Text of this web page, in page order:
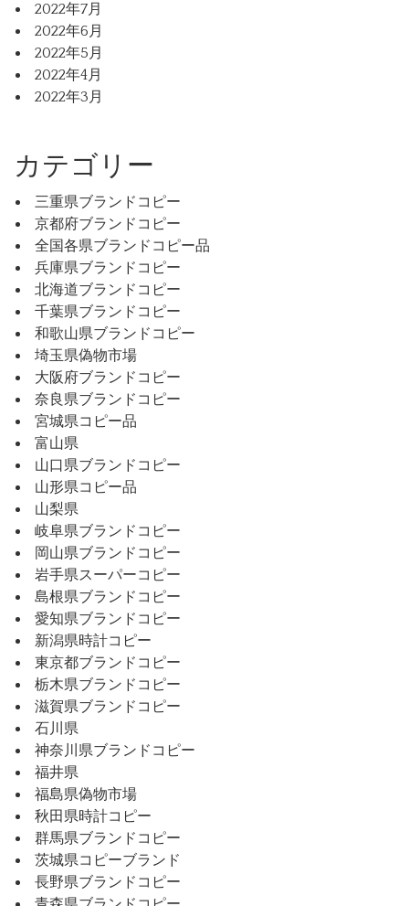
2022年7月
2022年6月
2022年5月
2022年4月
2022年3月
カテゴリー
三重県ブランドコピー
京都府ブランドコピー
全国各県ブランドコピー品
兵庫県ブランドコピー
北海道ブランドコピー
千葉県ブランドコピー
和歌山県ブランドコピー
埼玉県偽物市場
大阪府ブランドコピー
奈良県ブランドコピー
宮城県コピー品
富山県
山口県ブランドコピー
山形県コピー品
山梨県
岐阜県ブランドコピー
岡山県ブランドコピー
岩手県スーパーコピー
島根県ブランドコピー
愛知県ブランドコピー
新潟県時計コピー
東京都ブランドコピー
栃木県ブランドコピー
滋賀県ブランドコピー
石川県
神奈川県ブランドコピー
福井県
福島県偽物市場
秋田県時計コピー
群馬県ブランドコピー
茨城県コピーブランド
長野県ブランドコピー